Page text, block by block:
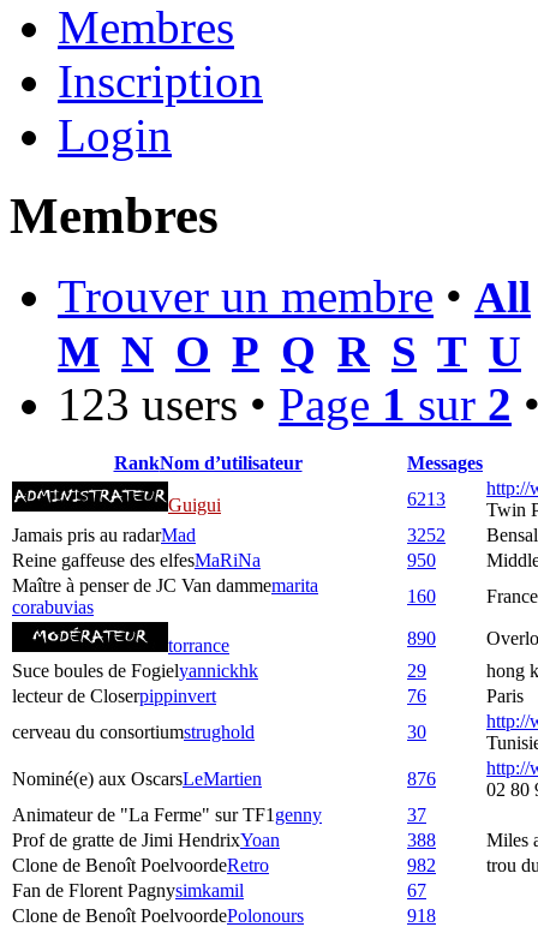
Membres
Inscription
Login
Membres
Trouver un membre • All
M N O P Q R S T U
123 users • Page 1 sur 2
RankNom d’utilisateur Messages
Guigui 6213
http://
Twin
Jamais pris au radarMad 3252
Reine gaffeuse des elfesMaRiNa 950
Maître à penser de JC Van dammemarita
corabuvias
160
torrance 890
Suce boules de Fogielyannickhk 29
hong
lecteur de Closerpippinvert 76
Paris
cerveau du consortiumstrughold 30
http://
Nominé(e) aux OscarsLeMartien 876
http://
02 80
Animateur de "La Ferme" sur TF1 genny
37
Prof de gratte de Jimi HendrixYoan 388
Miles
Clone de Benoît PoelvoordeRetro 982
trou
Fan de Florent Pagnysimkamil
67
Clone de Benoît PoelvoordePolonours
918